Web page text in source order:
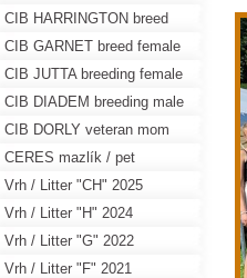
CIB HARRINGTON breed
male
CIB GARNET breed female
CIB JUTTA breeding female
CIB DIADEM breeding male
CIB DORLY veteran mom
CERES mazlík / pet
Vrh / Litter "CH" 2025
Vrh / Litter "H" 2024
Vrh / Litter "G" 2022
Vrh / Litter "F" 2021